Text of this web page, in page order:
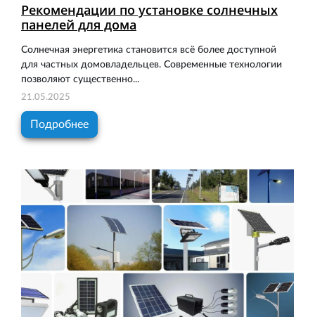
Рекомендации по установке солнечных
панелей для дома
Солнечная энергетика становится всё более доступной
для частных домовладельцев. Современные технологии
позволяют существенно...
21.05.2025
Подробнее